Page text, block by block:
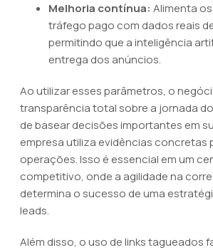
Melhoria contínua: Alimenta
tráfego pago com dados reais
permitindo que a inteligência
entrega dos anúncios.
Ao utilizar esses parâmetros, o
transparência total sobre a jornada
de basear decisões importantes em
empresa utiliza evidências concretas
operações. Isso é essencial em um
competitivo, onde a agilidade na
determina o sucesso de uma
leads.
Além disso, o uso de links tagueados